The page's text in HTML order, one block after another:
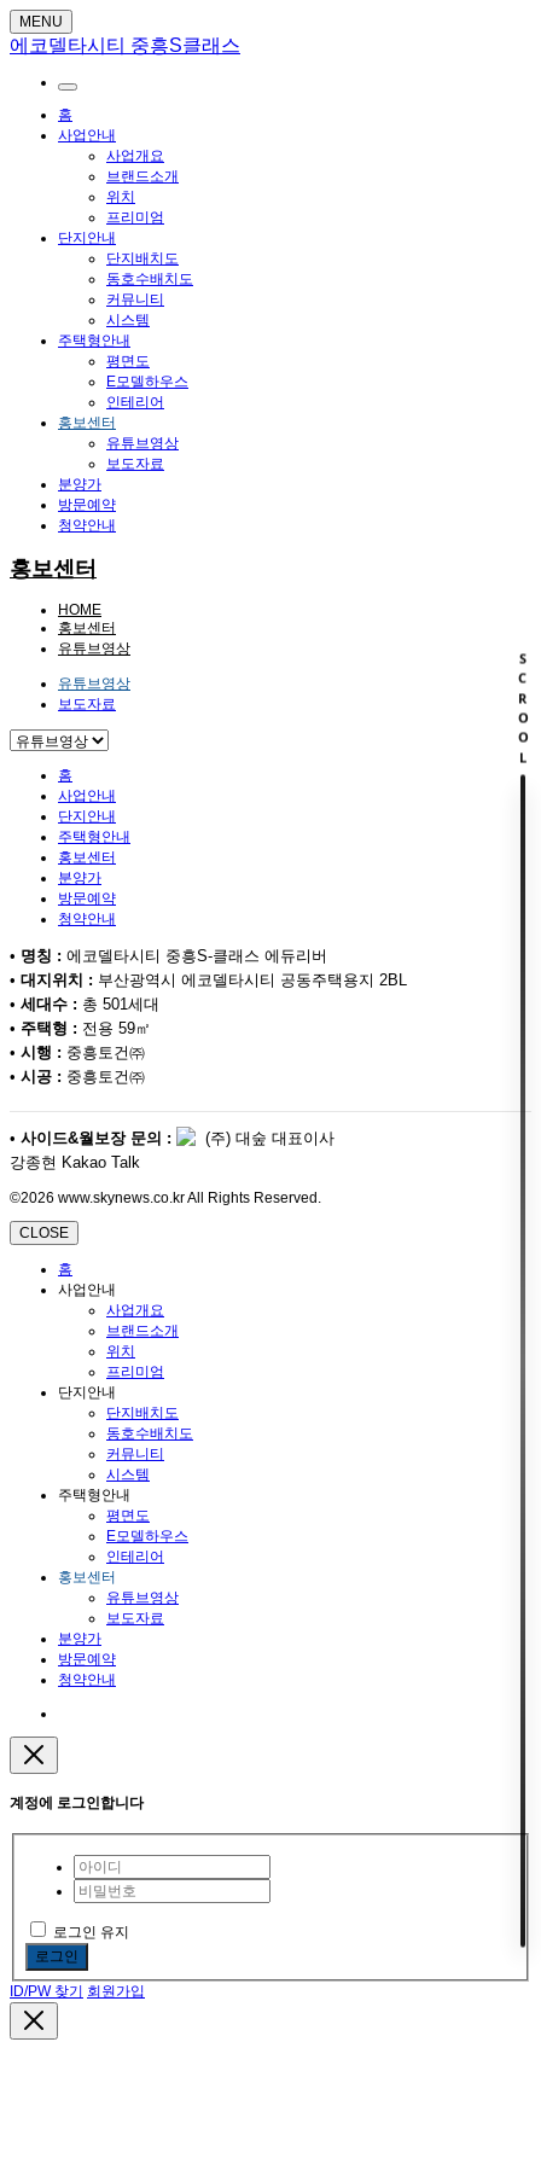
MENU
에코델타시티 중흥S클래스
홈
사업안내
사업개요
브랜드소개
위치
프리미엄
단지안내
단지배치도
동호수배치도
커뮤니티
시스템
주택형안내
평면도
E모델하우스
인테리어
홍보센터
유튜브영상
보도자료
분양가
방문예약
청약안내
홍보센터
HOME
홍보센터
유튜브영상
유튜브영상
보도자료
홈
사업안내
단지안내
주택형안내
홍보센터
분양가
방문예약
청약안내
• 명칭 : 에코델타시티 중흥S-클래스 에듀리버
• 대지위치 : 부산광역시 에코델타시티 공동주택용지 2BL
• 세대수 : 총 501세대
• 주택형 : 전용 59㎡
• 시행 : 중흥토건㈜
• 시공 : 중흥토건㈜
• 사이드&월보장 문의 :
(주) 대숲 대표이사
강종현 Kakao Talk
©2026 www.skynews.co.kr All Rights Reserved.
CLOSE
홈
사업안내
사업개요
브랜드소개
위치
프리미엄
단지안내
단지배치도
동호수배치도
커뮤니티
시스템
주택형안내
평면도
E모델하우스
인테리어
홍보센터
유튜브영상
보도자료
분양가
방문예약
청약안내
계정에 로그인합니다
로그인 유지
로그인
ID/PW 찾기 회원가입
SCROOL